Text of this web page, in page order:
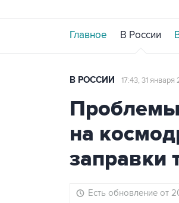
Главное В России
В РОССИИ 17:43, 31 января
на
заправки
Есть обновление от